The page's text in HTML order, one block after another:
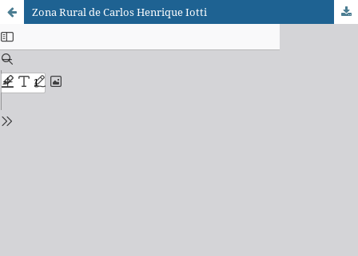
Zona Rural de Carlos Henrique Iotti